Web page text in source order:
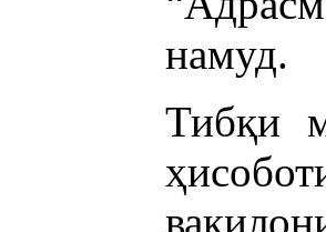
намуд.
Тибқи